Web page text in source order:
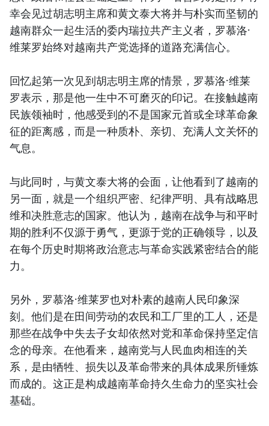
幸会见过胡志明主席和黄文泰大将并与朴实而坚韧的
越南群众一起生活的委内瑞拉共产主义者，罗慕洛·
维莱罗始终对越南共产党选择的道路充满信心。
回忆起第一次见到胡志明主席的情景，罗慕洛·维莱
罗表示，那是他一生中不可磨灭的印记。在接触越南
民族领袖时，他感受到的不是国家元首或全球革命象
征的距离感，而是一种质朴、亲切、充满人文关怀的
气息。
与此同时，与黄文泰大将的会面，让他看到了越南的
另一面，就是一个组织严密、纪律严明、具有战略思
维和决胜意志的国家。他认为，越南在战争与和平时
期的胜利不仅源于勇气，更源于党的正确领导，以及
在每个历史时期将政治意志与革命实践紧密结合的能
力。
另外，罗慕洛·维莱罗也对朴素的越南人民印象深
刻。他们是在田间劳动的农民和工厂里的工人，还是
那些在战争中失去子女却依然对党和革命保持坚定信
念的母亲。在他看来，越南党与人民血肉相连的关
系，是由牺牲、损失以及革命带来的具体成果所锤炼
而成的。这正是构成越南革命持久生命力的坚实社会
基础。